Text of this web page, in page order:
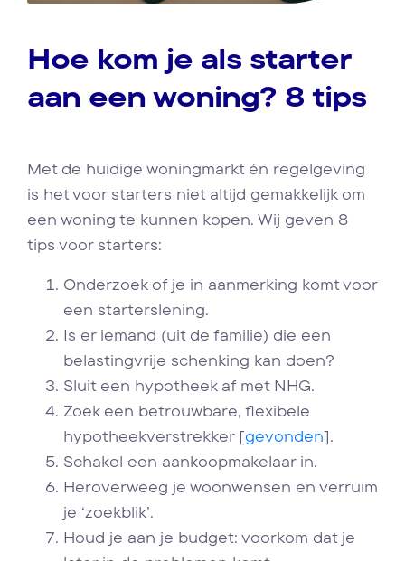
Hoe kom je als starter
aan een woning? 8 tips
Met de huidige woningmarkt én regelgeving
is het voor starters niet altijd gemakkelijk om
een woning te kunnen kopen. Wij geven 8
tips voor starters:
Onderzoek of je in aanmerking komt voor
een starterslening.
Is er iemand (uit de familie) die een
belastingvrije schenking kan doen?
Sluit een hypotheek af met NHG.
Zoek een betrouwbare, flexibele
hypotheekverstrekker [gevonden].
Schakel een aankoopmakelaar in.
Heroverweeg je woonwensen en verruim
je ‘zoekblik’.
Houd je aan je budget: voorkom dat je